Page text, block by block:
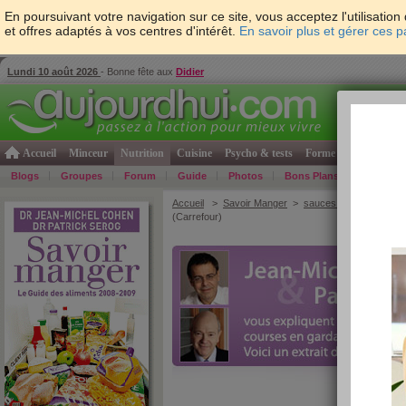
En poursuivant votre navigation sur ce site, vous acceptez
et offres adaptés à vos centres d'intérêt. En savoir plus et gérer ces
Lundi 10 août 2026 - Bonne fête aux Didier
Accueil Minceur Nutrition Cuisine Psycho & tests Forme & santé
Blogs Groupes Forum Guide Photos Bons Plans
Accueil > Savoir Manger > sauces et condiments
(Carrefour)